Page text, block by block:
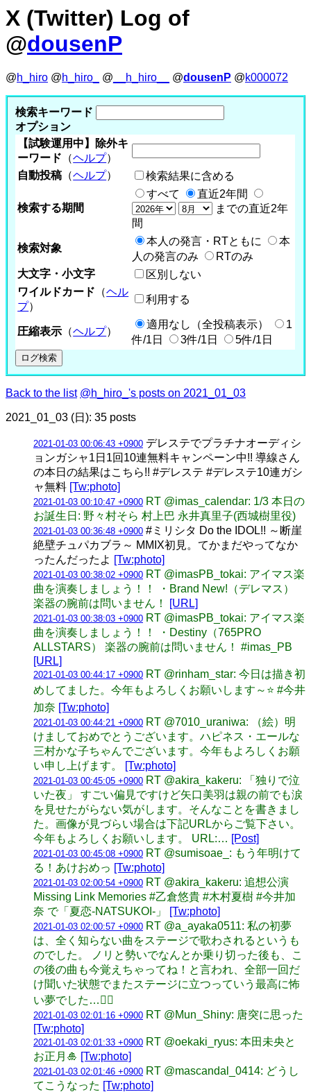
X (Twitter) Log of
@dousenP
@h_hiro @h_hiro_ @ __h_hiro__ @dousenP @k000072
検索キーワード
オプション
【試験運用中】除外キ
ーワード （ヘルプ）
自動投稿 （ヘルプ） 検索結果に含める
検索する期間
すべて
直近2年間
までの直近2年
間
検索対象
本人の発言・RTともに
本
人の発言のみ
RTのみ
大文字・小文字
区別しない
ワイルドカード （ヘル
プ）
利用する
圧縮表示 （ヘルプ）
適用なし（全投稿表示）
1
件/1日
3件/1日 5件/1日
Back to the list @h_hiro_'s posts on 2021_01_03
2021_01_03 (日): 35 posts
2021-01-03 00:06:43 +0900 デレステでプラチナオーディシ
ョンガシャ1日1回10連無料キャンペーン中!! 導線さん
の本日の結果はこちら!! #デレステ #デレステ10連ガシ
ャ無料 [Tw:photo]
2021-01-03 00:10:47 +0900 RT @imas_calendar: 1/3 本日の
お誕生日: 野々村そら 村上巴 永井真里子(西城樹里役)
2021-01-03 00:36:48 +0900 #ミリシタ Do the IDOL!! ～断崖
絶壁チュパカブラ～ MMIX初見。てかまだやってなか
ったんだったよ [Tw:photo]
2021-01-03 00:38:02 +0900 RT @imasPB_tokai: アイマス楽
曲を演奏しましょう！！ ・Brand New!（デレマス）
楽器の腕前は問いません！
[URL]
2021-01-03 00:38:03 +0900 RT @imasPB_tokai: アイマス楽
曲を演奏しましょう！！ ・Destiny（765PRO
ALLSTARS） 楽器の腕前は問いません！ #imas_PB
[URL]
2021-01-03 00:44:17 +0900 RT @rinham_star: 今日は描き初
めしてました。今年もよろしくお願いします～⭐ #今井
加奈 [Tw:photo]
2021-01-03 00:44:21 +0900 RT @7010_uraniwa: （絵）明
けましておめでとうございます。ハピネス・エールな
三村かな子ちゃんでございます。今年もよろしくお願
い申し上げます。
[Tw:photo]
2021-01-03 00:45:05 +0900 RT @akira_kakeru: 「独りで泣
いた夜」 すごい偏見ですけど矢口美羽は親の前でも涙
を見せたがらない気がします。そんなことを書きまし
た。画像が見づらい場合は下記URLからご覧下さい。
今年もよろしくお願いします。 URL:… [Post]
2021-01-03 00:45:08 +0900 RT @sumisoae_: もう年明けて
る！あけおめっ [Tw:photo]
2021-01-03 02:00:54 +0900 RT @akira_kakeru: 追想公演
Missing Link Memories #乙倉悠貴 #木村夏樹 #今井加
奈 で「夏恋-NATSUKOI-」
[Tw:photo]
2021-01-03 02:00:57 +0900 RT @a_ayaka0511: 私の初夢
は、全く知らない曲をステージで歌わされるというも
のでした。 ノリと勢いでなんとか乗り切った後も、こ
の後の曲も今覚えちゃってね！と言われ、全部一回だ
け聞いた状態でまたステージに立つっていう最高に怖
い夢でした…🧍‍♀️
2021-01-03 02:01:16 +0900 RT @Mun_Shiny: 唐突に思った
[Tw:photo]
2021-01-03 02:01:33 +0900 RT @oekaki_ryus: 本田未央と
お正月🎍 [Tw:photo]
2021-01-03 02:01:46 +0900 RT @mascandal_0414: どうし
てこうなった [Tw:photo]